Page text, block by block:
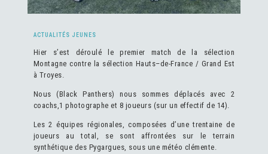
ACTUALITÉS JEUNES
Hier s’est déroulé le premier match de la sélection
Montagne contre la sélection Hauts–de-France / Grand Est
à Troyes.
Nous (Black Panthers) nous sommes déplacés avec 2
coachs,1 photographe et 8 joueurs (sur un effectif de 14).
Les 2 équipes régionales, composées d’une trentaine de
joueurs au total, se sont affrontées sur le terrain
synthétique des Pygargues, sous une météo clémente.